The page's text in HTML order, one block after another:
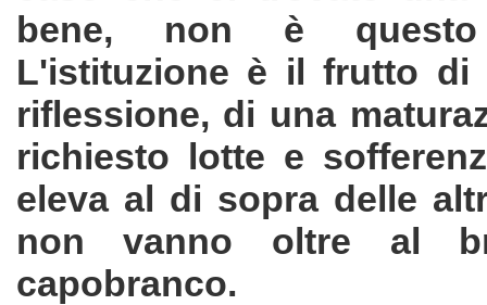
bene, non è
L'istituzione è il frutto di
riflessione, di una
richiesto lotte e
eleva al di sopra delle
non vanno oltre al
capobranco.